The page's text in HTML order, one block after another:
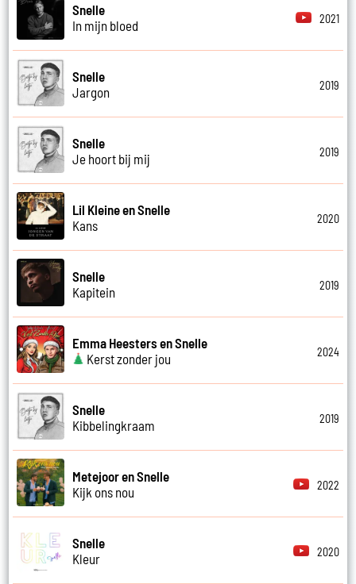
Snelle
In mijn bloed
2021
Snelle
Jargon
2019
Snelle
Je hoort bij mij
2019
Lil Kleine en Snelle
Kans
2020
Snelle
Kapitein
2019
Emma Heesters en Snelle
Kerst zonder jou
2024
Snelle
Kibbelingkraam
2019
Metejoor en Snelle
Kijk ons nou
2022
Snelle
Kleur
2020